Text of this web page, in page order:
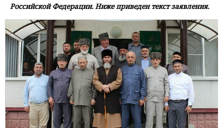
Российской Федерации. Ниже приведен текст заявления.